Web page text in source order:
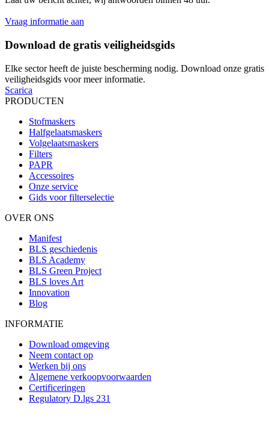
Vraag informatie aan
Download de gratis veiligheidsgids
Elke sector heeft de juiste bescherming nodig. Download onze gratis
veiligheidsgids voor meer informatie.
Scarica
PRODUCTEN
Stofmaskers
Halfgelaatsmaskers
Volgelaatsmaskers
Filters
PAPR
Accessoires
Onze service
Gids voor filterselectie
OVER ONS
Manifest
BLS geschiedenis
BLS Academy
BLS Green Project
BLS loves Art
Innovation
Blog
INFORMATIE
Download omgeving
Neem contact op
Werken bij ons
Algemene verkoopvoorwaarden
Certificeringen
Regulatory D.lgs 231